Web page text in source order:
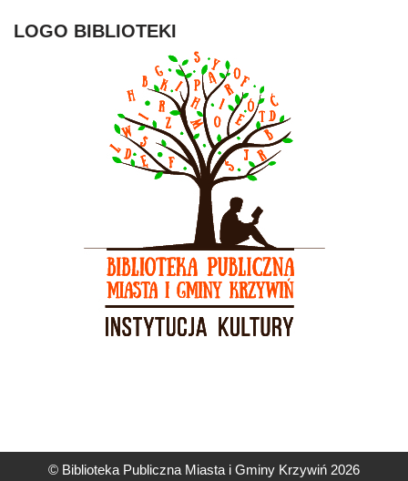
LOGO BIBLIOTEKI
© Biblioteka Publiczna Miasta i Gminy Krzywiń 2026